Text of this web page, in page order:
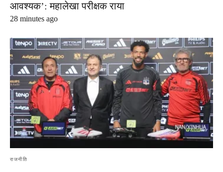
आवश्यक’: महालेखा परीक्षक राया
28 minutes ago
राजनीति